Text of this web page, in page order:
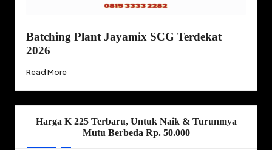
Batching Plant Jayamix SCG Terdekat
2026
Read More
Harga K 225 Terbaru, Untuk Naik & Turunmya
Mutu Berbeda Rp. 50.000